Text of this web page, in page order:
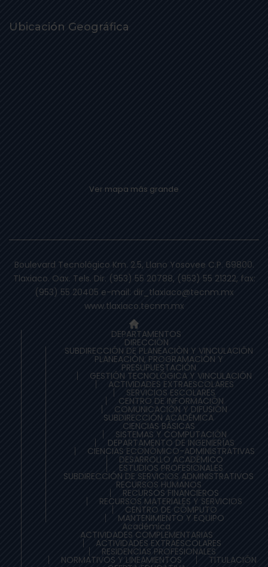
Ubicación Geográfica
Ver mapa más grande
Boulevard Tecnológico Km. 2.5, Llano Yosovee C.P. 69800.
Tlaxiaco. Oax. Tels. Dir. (953) 55 20788, (953) 55 21322, fax:
(953) 55 20405 e-mail: dir_tlaxiaco@tecnm.mx
www.tlaxiaco.tecnm.mx
DEPARTAMENTOS
DIRECCIÓN
SUBDIRECCIÓN DE PLANEACIÒN Y VINCULACIÓN
PLANEACIÓN, PROGRAMACIÓN Y
PRESUPUESTACIÓN
GESTIÓN TECNOLÓGICA Y VINCULACIÓN
ACTIVIDADES EXTRAESCOLARES
SERVICIOS ESCOLARES
CENTRO DE INFORMACIÓN
COMUNICACIÓN Y DIFUSIÓN
SUBDIRECCIÓN ACADÉMICA
CIENCIAS BÁSICAS
SISTEMAS Y COMPUTACIÓN
DEPARTAMENTO DE INGENIERÍAS
CIENCIAS ECONÓMICO-ADMINISTRATIVAS
DESARROLLO ACADÉMICO
ESTUDIOS PROFESIONALES
SUBDIRECCIÓN DE SERVICIOS ADMINISTRATIVOS
RECURSOS HUMANOS
RECURSOS FINANCIEROS
RECURSOS MATERIALES Y SERVICIOS
CENTRO DE CÓMPUTO
MANTENIMIENTO Y EQUIPO
Académica
ACTIVIDADES COMPLEMENTARIAS
ACTIVIDADES EXTRAESCOLARES
RESIDENCIAS PROFESIONALES
NORMATIVOS Y LINEAMIENTOS TITULACIÓN